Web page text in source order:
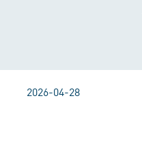
2026-04-28